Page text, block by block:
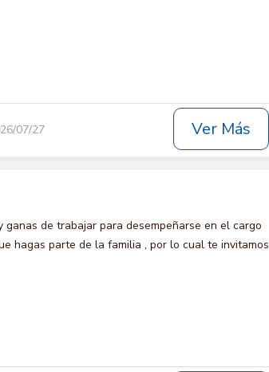
07/27 Ver Más
de trabajar para desempeñarse en el cargo
hagas parte de la familia , por lo cual te invitamos